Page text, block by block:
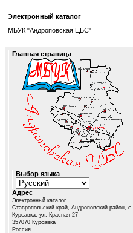
Электронный каталог
МБУК "Андроповская ЦБС"
Главная страница
Выбор языка
Адрес
Электронный каталог
Ставропольский край, Андроповский район, с.
Курсавка, ул. Красная 27
357070 Курсавка
Россия